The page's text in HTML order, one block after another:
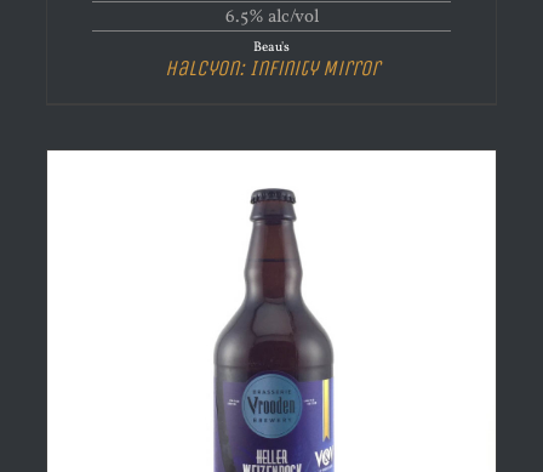
6.5% alc/vol
Beau's
Halcyon: Infinity Mirror